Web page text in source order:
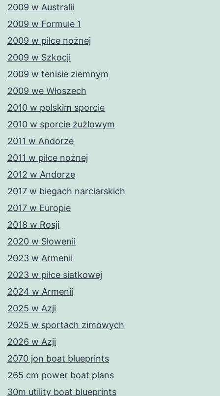
2009 w Australii
2009 w Formule 1
2009 w piłce nożnej
2009 w Szkocji
2009 w tenisie ziemnym
2009 we Włoszech
2010 w polskim sporcie
2010 w sporcie żużlowym
2011 w Andorze
2011 w piłce nożnej
2012 w Andorze
2017 w biegach narciarskich
2017 w Europie
2018 w Rosji
2020 w Słowenii
2023 w Armenii
2023 w piłce siatkowej
2024 w Armenii
2025 w Azji
2025 w sportach zimowych
2026 w Azji
2070 jon boat blueprints
265 cm power boat plans
30m utility boat blueprints